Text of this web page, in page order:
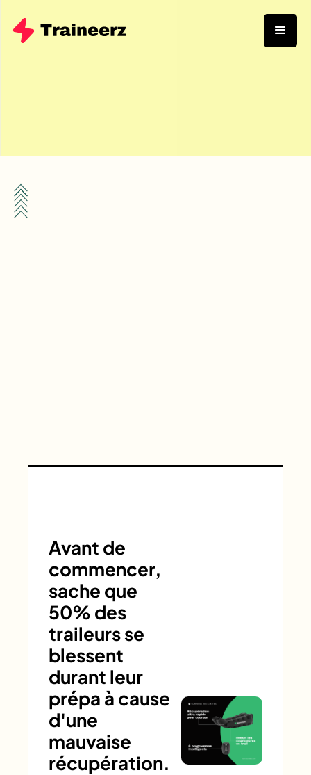
Avant de
commencer,
sache que
50% des
traileurs se
blessent
durant leur
prépa à cause
d'une
mauvaise
récupération.